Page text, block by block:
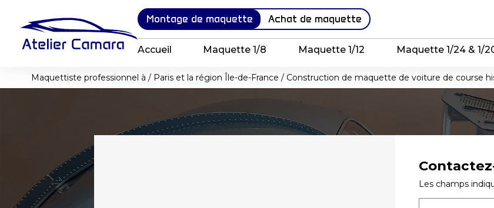
Montage de maquette Achat de maquette
Accueil
Maquette 1/8 Maquette 1/12 Maquette 1/24 & 1/
Maquettiste professionnel à / Paris et la région Île-de-France / Construction de maquette de voiture de course
Les champs